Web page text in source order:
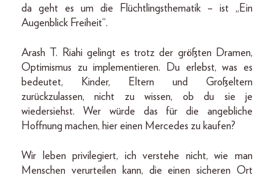
da geht es um die Flüchtlingsthematik – ist „Ein
Augenblick Freiheit“.
Arash T. Riahi gelingt es trotz der größten Dramen,
Optimismus zu implementieren. Du erlebst, was es
bedeutet, Kinder, Eltern und Großeltern
zurückzulassen, nicht zu wissen, ob du sie je
wiedersiehst. Wer würde das für die angebliche
Hoffnung machen, hier einen Mercedes zu kaufen?
Wir leben privilegiert, ich verstehe nicht, wie man
Menschen verurteilen kann, die einen sicheren Ort